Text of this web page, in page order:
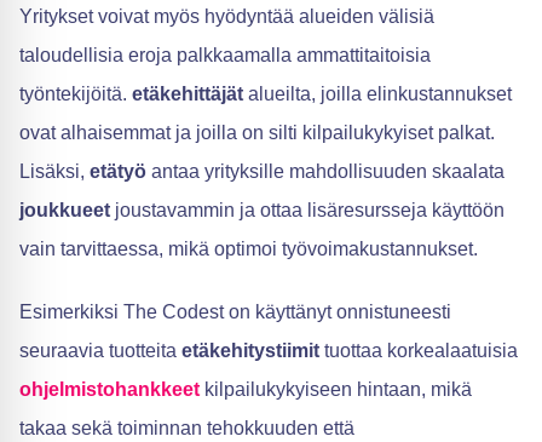
Yritykset voivat myös hyödyntää alueiden välisiä
taloudellisia eroja palkkaamalla ammattitaitoisia
työntekijöitä. etäkehittäjät alueilta, joilla elinkustannukset
ovat alhaisemmat ja joilla on silti kilpailukykyiset palkat.
Lisäksi, etätyö antaa yrityksille mahdollisuuden skaalata
joukkueet joustavammin ja ottaa lisäresursseja käyttöön
vain tarvittaessa, mikä optimoi työvoimakustannukset.
Esimerkiksi The Codest on käyttänyt onnistuneesti
seuraavia tuotteita etäkehitystiimit tuottaa korkealaatuisia
ohjelmistohankkeet kilpailukykyiseen hintaan, mikä
takaa sekä toiminnan tehokkuuden että